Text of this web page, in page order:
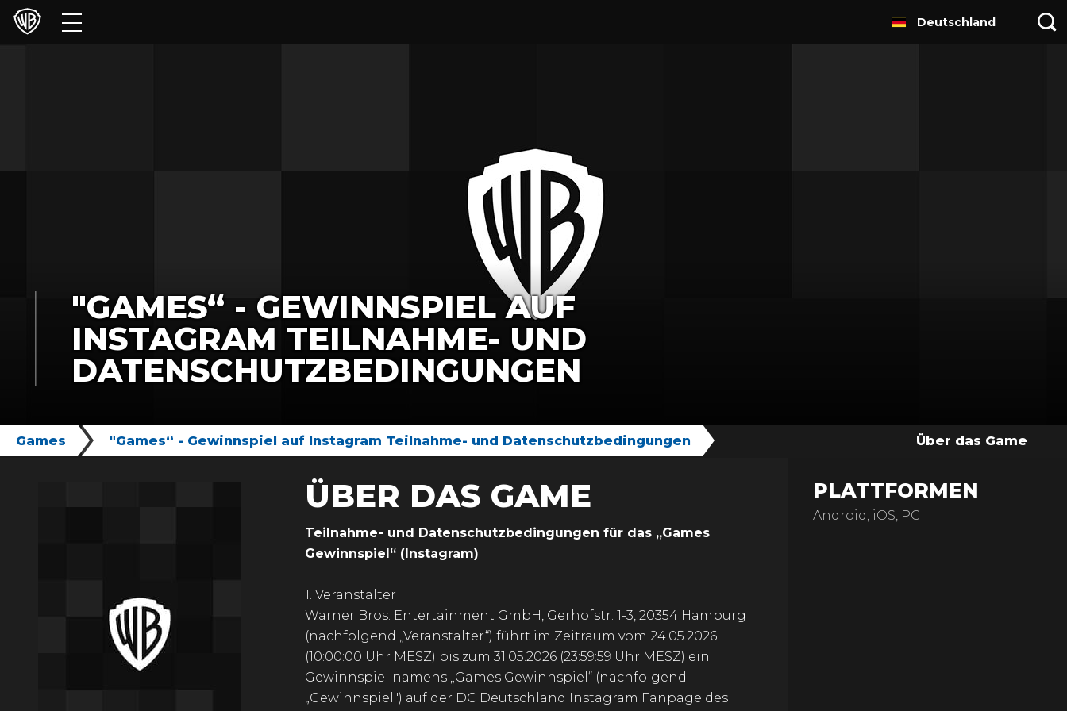
Filme Deutschland
"GAMES“ - GEWINNSPIEL AUF
INSTAGRAM TEILNAHME- UND
DATENSCHUTZBEDINGUNGEN
Games "Games“ - Gewinnspiel auf Instagram Teilnahme- und Datenschutzbedingungen Über das Game
ÜBER DAS GAME
Teilnahme- und Datenschutzbedingungen für das „Games
Gewinnspiel“ (Instagram)
1. Veranstalter
Warner Bros. Entertainment GmbH, Gerhofstr. 1-3, 20354 Hamburg
(nachfolgend „Veranstalter“) führt im Zeitraum vom 24.05.2026
(10:00:00 Uhr MESZ) bis zum 31.05.2026 (23:59:59 Uhr MESZ) ein
Gewinnspiel namens „Games Gewinnspiel“ (nachfolgend
„Gewinnspiel") auf der DC Deutschland Instagram Fanpage des
PLATTFORMEN
Android, iOS, PC